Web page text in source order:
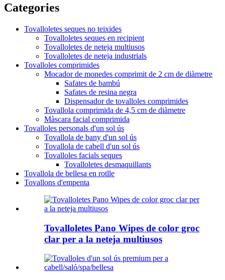
Categories
Tovalloletes seques no teixides
Tovalloletes seques en recipient
Tovalloletes de neteja multiusos
Tovalloletes de neteja industrials
Tovalloles comprimides
Mocador de monedes comprimit de 2 cm de diàmetre
Safates de bambú
Safates de resina negra
Dispensador de tovalloles comprimides
Tovallola comprimida de 4,5 cm de diàmetre
Màscara facial comprimida
Tovalloles personals d'un sol ús
Tovallola de bany d'un sol ús
Tovallola de cabell d'un sol ús
Tovalloles facials seques
Tovalloletes desmaquillants
Tovallola de bellesa en rotlle
Tovallons d'empenta
Tovalloletes Pano Wipes de color groc
clar per a la neteja multiusos